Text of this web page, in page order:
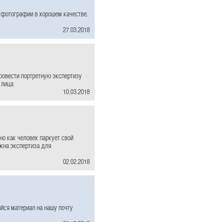
в хорошем качестве.
27.03.2018
портретную экспертизу
10.03.2018
как человек паркует свой
экспертиза для
02.02.2018
материал на нашу почту